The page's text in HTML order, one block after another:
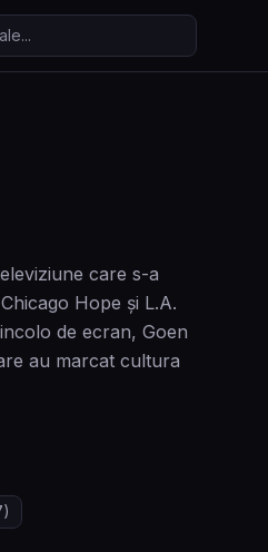
care s-a
Hope și L.A.
de ecran, Goen
au marcat cultura